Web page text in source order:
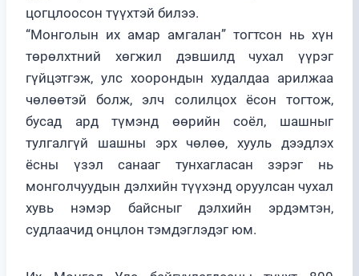
цогцлоосон түүхтэй билээ.
“Монголын их амар амгалан” тогтсон нь хүн
төрөлхтний хөгжил дэвшилд чухал үүрэг
гүйцэтгэж, улс хоорондын худалдаа арилжаа
чөлөөтэй болж, элч солилцох ёсон тогтож,
бусад ард түмэнд өөрийн соёл, шашныг
тулгалгүй шашны эрх чөлөө, хууль дээдлэх
ёсны үзэл санааг тунхагласан зэрэг нь
монголчуудын дэлхийн түүхэнд оруулсан чухал
хувь нэмэр байсныг дэлхийн эрдэмтэн,
судлаачид онцлон тэмдэглэдэг юм.